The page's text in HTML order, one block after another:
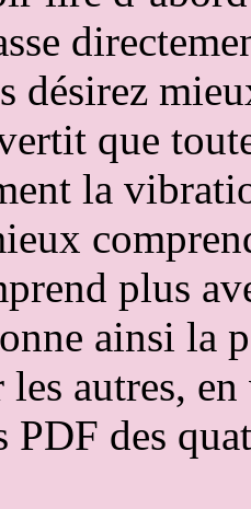
désirez
que
la
plus
ainsi la
les autres,
des